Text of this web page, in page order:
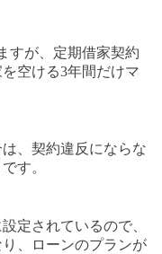
すが、定期借家契約
空ける3年間だけマ
、契約違反にならな
す。
定されているので、
、ローンのプランが